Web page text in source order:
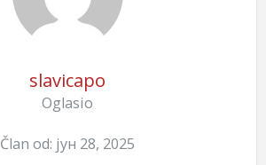
slavicapo
Oglasio
Član od: јун 28, 2025